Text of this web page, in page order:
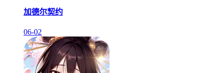
加德尔契约
06-02